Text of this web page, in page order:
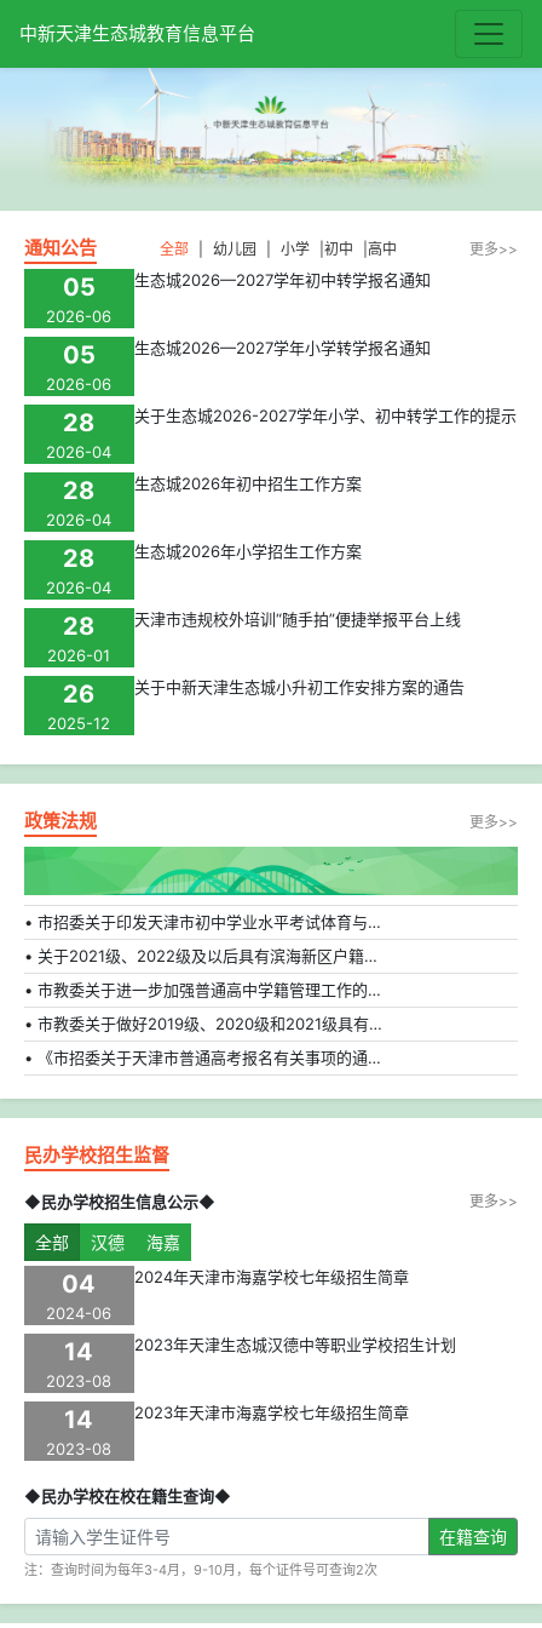
中新天津生态城教育信息平台
通知公告 全部 幼儿园 小学 初中 高中 更多>>
05
2026-06
生态城2026—2027学年初中转学报名通知
05
2026-06
生态城2026—2027学年小学转学报名通知
28
2026-04
关于生态城2026-2027学年小学、初中转学工作的提示
28
2026-04
生态城2026年初中招生工作方案
28
2026-04
生态城2026年小学招生工作方案
28
2026-01
天津市违规校外培训“随手拍”便捷举报平台上线
26
2025-12
关于中新天津生态城小升初工作安排方案的通告
政策法规 更多>>
• 市招委关于印发天津市初中学业水平考试体育与健康科目补充方案的通知
• 关于2021级、2022级及以后具有滨海新区户籍在外省市普通高中就读学生转学的相关规定
• 市教委关于进一步加强普通高中学籍管理工作的通知
• 市教委关于做好2019级、2020级和2021级具有天津市户籍在外省市普通高中就读学生转学工作的通知
• 《市招委关于天津市普通高考报名有关事项的通知》的解读
民办学校招生监督
◆民办学校招生信息公示◆ 更多>>
全部 汉德 海嘉
04
2024-06
2024年天津市海嘉学校七年级招生简章
14
2023-08
2023年天津生态城汉德中等职业学校招生计划
14
2023-08
2023年天津市海嘉学校七年级招生简章
◆民办学校在校在籍生查询◆
在籍查询
注：查询时间为每年3-4月，9-10月，每个证件号可查询2次